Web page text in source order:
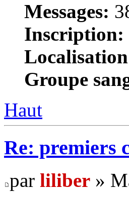
Messages:
Inscription:
Groupe
Haut
Re: premiers
par liliber »